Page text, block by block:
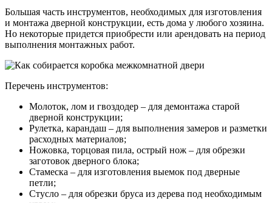
Большая часть инструментов, необходимых для изготовления
и монтажа дверной конструкции, есть дома у любого хозяина.
Но некоторые придется приобрести или арендовать на период
выполнения монтажных работ.
Перечень инструментов:
Молоток, лом и гвоздодер – для демонтажа старой
дверной конструкции;
Рулетка, карандаш – для выполнения замеров и разметки
расходных материалов;
Ножовка, торцовая пила, острый нож – для обрезки
заготовок дверного блока;
Стамеска – для изготовления выемок под дверные
петли;
Стусло – для обрезки бруса из дерева под необходимым